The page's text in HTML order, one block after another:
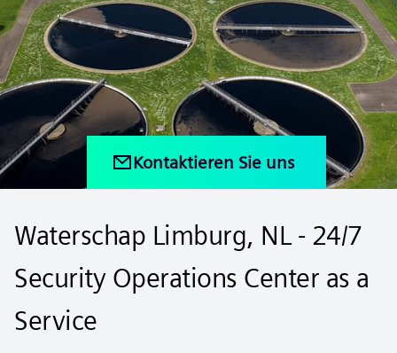
Kontaktieren Sie uns
Waterschap Limburg, NL - 24/7
Security Operations Center as a
Service